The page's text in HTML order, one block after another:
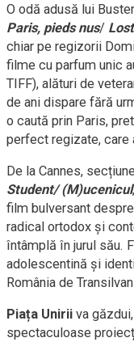
O odă adusă lui
Paris, pieds nus/
chiar pe regizorii
filme cu parfum unic
TIFF), alături de
de ani dispare fără
o caută prin Paris,
perfect regizate,
De la Cannes,
Student/ (M)ucenicul
film bulversant
radical ortodox și
întâmplă în jurul său.
adolescentină și
România de
Piața Unirii va
spectaculoase